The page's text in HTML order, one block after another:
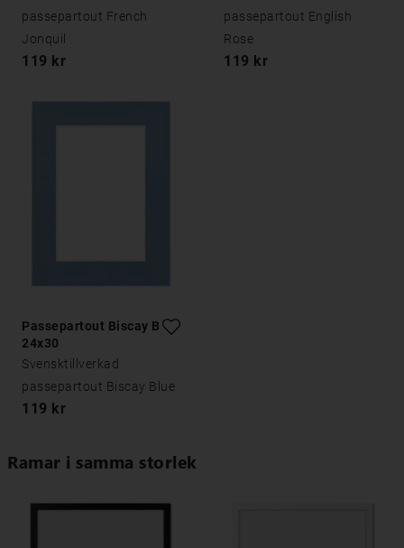
passepartout French
Jonquil
119 kr
passepartout English
Rose
119 kr
Passepartout Biscay Blue
24x30
Svensktillverkad
passepartout Biscay Blue
119 kr
Ramar i samma storlek